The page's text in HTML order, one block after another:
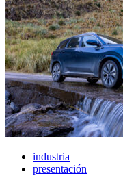
industria
presentación